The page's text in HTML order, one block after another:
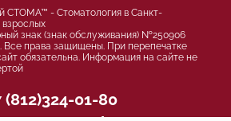
СТОМА™ - Стоматология в Санкт-
взрослых
знак (знак обслуживания) №250906
Все права защищены. При перепечатке
обязательна. Информация на сайте не
(812)324-01-80